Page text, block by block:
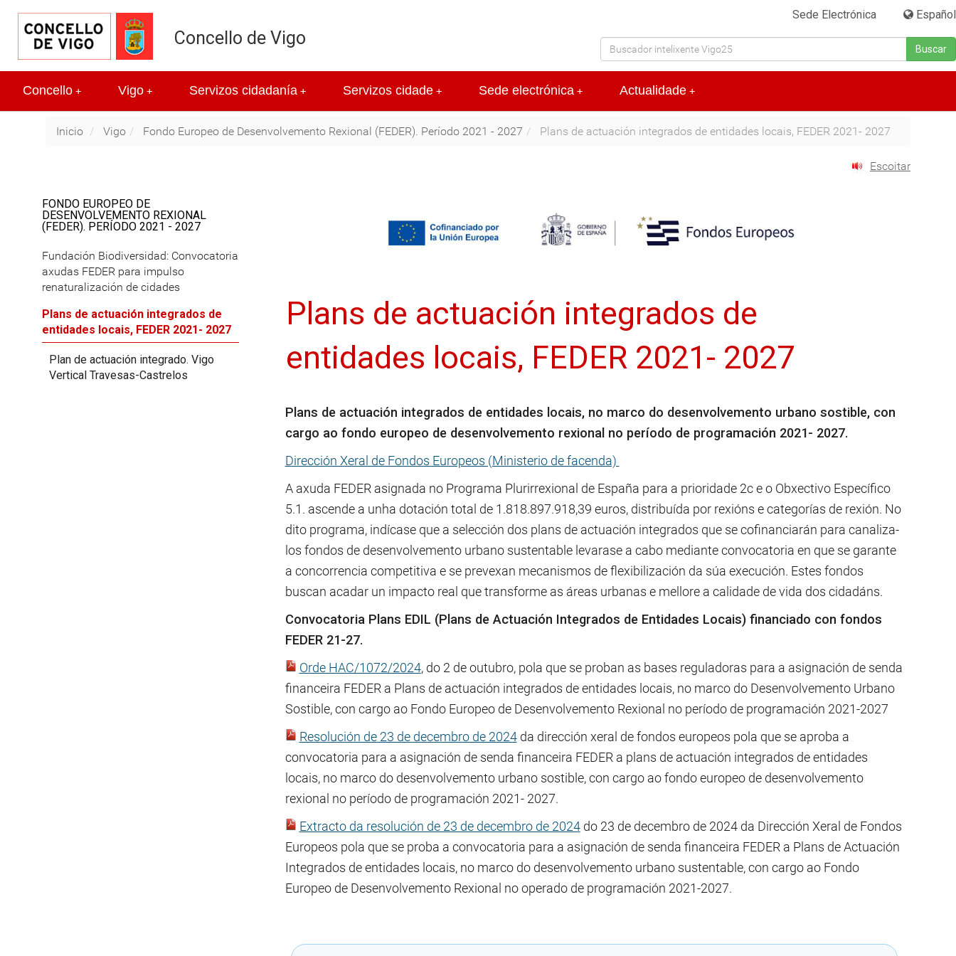
Sede Electrónica Español
Buscar
Concello de Vigo
+
Concello +
Vigo +
Servizos cidadanía +
Servizos cidade +
Sede electrónica +
Actualidade
Inicio Vigo Fondo Europeo de Desenvolvemento Rexional (FEDER). Período 2021 - 2027 Plans de actuación integrados de entidades locais, FEDER 2021- 2027
Escoitar
Plans de actuación integrados de
entidades locais, FEDER 2021- 2027
Plans de actuación integrados de entidades locais, no marco do desenvolvemento urbano sostible, con
cargo ao fondo europeo de desenvolvemento rexional no período de programación 2021- 2027.
Dirección Xeral de Fondos Europeos (Ministerio de facenda)
A axuda FEDER asignada no Programa Plurirrexional de España para a prioridade 2c e o Obxectivo Específico
5.1. ascende a unha dotación total de 1.818.897.918,39 euros, distribuída por rexións e categorías de rexión. No
dito programa, indícase que a selección dos plans de actuación integrados que se cofinanciarán para canaliza-
los fondos de desenvolvemento urbano sustentable levarase a cabo mediante convocatoria en que se garante
a concorrencia competitiva e se prevexan mecanismos de flexibilización da súa execución. Estes fondos
buscan acadar un impacto real que transforme as áreas urbanas e mellore a calidade de vida dos cidadáns.
Convocatoria Plans EDIL (Plans de Actuación Integrados de Entidades Locais) financiado con fondos
FEDER 21-27.
Orde HAC/1072/2024, do 2 de outubro, pola que se proban as bases reguladoras para a asignación de senda
financeira FEDER a Plans de actuación integrados de entidades locais, no marco do Desenvolvemento Urbano
Sostible, con cargo ao Fondo Europeo de Desenvolvemento Rexional no período de programación 2021-2027
Resolución de 23 de decembro de 2024da dirección xeral de fondos europeos pola que se aproba a
convocatoria para a asignación de senda financeira FEDER a plans de actuación integrados de entidades
locais, no marco do desenvolvemento urbano sostible, con cargo ao fondo europeo de desenvolvemento
rexional no período de programación 2021- 2027.
Extracto da resolución de 23 de decembro de 2024do 23 de decembro de 2024 da Dirección Xeral de Fondos
Europeos pola que se proba a convocatoria para a asignación de senda financeira FEDER a Plans de Actuación
Integrados de entidades locais, no marco do desenvolvemento urbano sustentable, con cargo ao Fondo
Europeo de Desenvolvemento Rexional no operado de programación 2021-2027.
FONDO EUROPEO DE
DESENVOLVEMENTO REXIONAL
(FEDER). PERÍODO 2021 - 2027
Fundación Biodiversidad: Convocatoria
axudas FEDER para impulso
renaturalización de cidades
Plans de actuación integrados de
entidades locais, FEDER 2021- 2027
Plan de actuación integrado. Vigo
Vertical Travesas-Castrelos